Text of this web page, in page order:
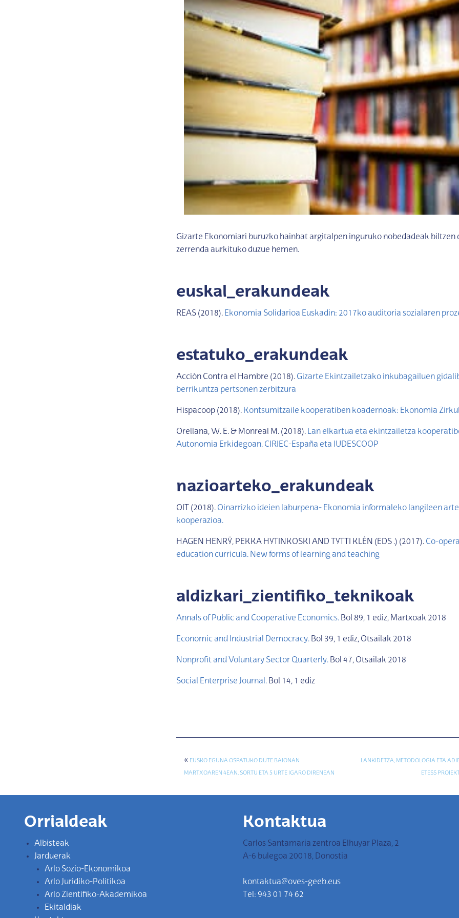
Gizarte Ekonomiari buruzko hainbat argitalpen inguruko nobedadeak biltzen
zerrenda aurkituko duzue hemen.
euskal_erakundeak
REAS (2018). Ekonomia Solidarioa Euskadin: 2017ko auditoria sozialaren
estatuko_erakundeak
Acción Contra el Hambre (2018). Gizarte Ekintzailetzako inkubagailuen
berrikuntza pertsonen zerbitzura
Hispacoop (2018). Kontsumitzaile kooperatiben koadernoak: Ekonomia
Orellana, W. E. & Monreal M. (2018). Lan elkartua eta ekintzailetza
Autonomia Erkidegoan. CIRIEC-España eta IUDESCOOP
nazioarteko_erakundeak
OIT (2018). Oinarrizko ideien laburpena- Ekonomia informaleko langileen
kooperazioa.
HAGEN HENRŸ, PEKKA HYTINKOSKI AND TYTTI KLÉN (EDS .) (2017). Co-
education curricula. New forms of learning and teaching
aldizkari_zientifiko_teknikoak
Annals of Public and Cooperative Economics.Bol 89, 1 ediz, Martxoak 2018
Economic and Industrial Democracy.Bol 39, 1 ediz, Otsailak 2018
Nonprofit and Voluntary Sector Quarterly.Bol 47, Otsailak 2018
Social Enterprise Journal.Bol 14, 1 ediz
« EUSKO EGUNA OSPATUKO DUTE BAIONAN
MARTXOAREN 4EAN, SORTU ETA 5 URTE IGARO DIRENEAN
LANKIDETZA, METODOLOGIA ETA
ETESS
Orrialdeak
Albisteak
Jarduerak
Arlo Sozio-Ekonomikoa
Arlo Juridiko-Politikoa
Arlo Zientifiko-Akademikoa
Ekitaldiak
Kontaktua
Carlos Santamaria zentroa Elhuyar Plaza, 2
A-6 bulegoa 20018, Donostia
kontaktua@oves-geeb.eus
Tel: 943 01 74 62